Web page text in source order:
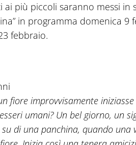
più piccoli saranno messi in
in programma domenica 9
febbraio.
fiore improvvisamente
umani? Un bel giorno, un
di una panchina, quando